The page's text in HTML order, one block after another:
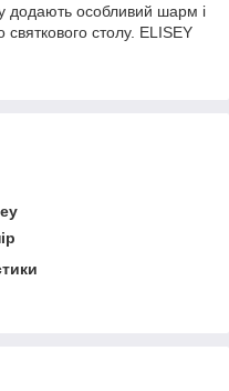
додають особливий шарм і
столу. ELISEY